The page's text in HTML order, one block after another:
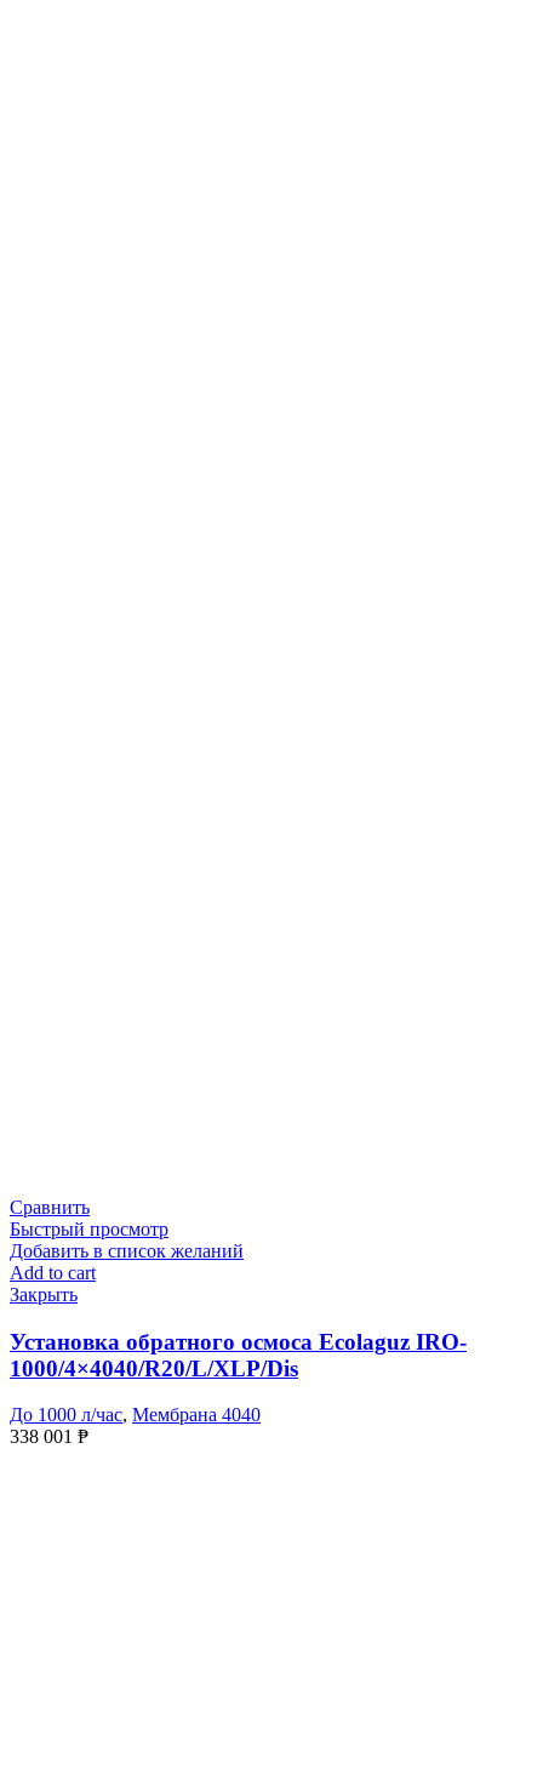
Сравнить
Быстрый просмотр
Добавить в список желаний
Add to cart
Закрыть
Установка обратного осмоса Ecolaguz IRO-
1000/4×4040/R20/L/XLP/Dis
До 1000 л/час, Мембрана 4040
338 001 ₱